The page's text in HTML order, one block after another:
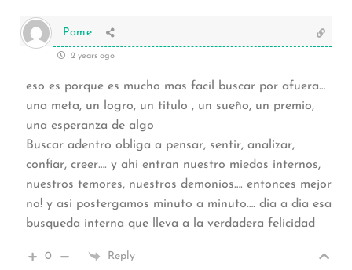
Pame
2 years ago
eso es porque es mucho mas facil buscar por afuera…
una meta, un logro, un titulo , un sueño, un premio,
una esperanza de algo
Buscar adentro obliga a pensar, sentir, analizar,
confiar, creer…. y ahi entran nuestro miedos internos,
nuestros temores, nuestros demonios…. entonces mejor
no! y asi postergamos minuto a minuto…. dia a dia esa
busqueda interna que lleva a la verdadera felicidad
0 Reply